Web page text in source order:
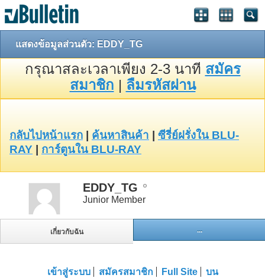
แสดงข้อมูลส่วนตัว: EDDY_TG
กรุณาสละเวลาเพียง 2-3 นาที สมัคร
สมาชิก | ลืมรหัสผ่าน
กลับไปหน้าแรก ค้นหาสินค้า
ซีรี่ย์ฝรั่งใน BLU-
RAY
การ์ตูนใน BLU-RAY
EDDY_TG
Junior Member
เกี่ยวกับฉัน ...
เข้าสู่ระบบ สมัครสมาชิก Full Site บน